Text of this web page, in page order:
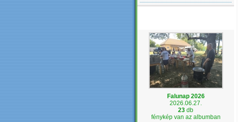
Falunap 2026
2026.06.27.
23 db
fénykép van az albumban